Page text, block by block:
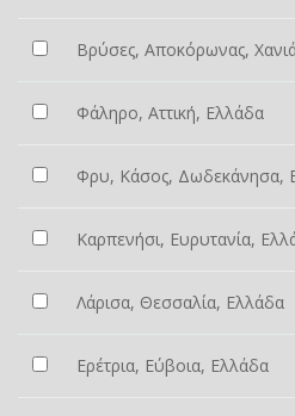
Βρύσες, Αποκόρωνας,
Φάληρο, Αττική, Ελλάδα
Φρυ, Κάσος, Δωδεκάνησα,
Καρπενήσι, Ευρυτανία,
Λάρισα, Θεσσαλία, Ελλάδα
Ερέτρια, Εύβοια, Ελλάδα